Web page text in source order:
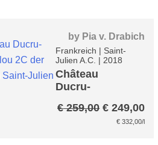
by Pia v. Drabich
Frankreich | Saint-
Julien A.C. | 2018
Château
Ducru-
€259,00
Preis
€ 249,00
€ 332,00/l